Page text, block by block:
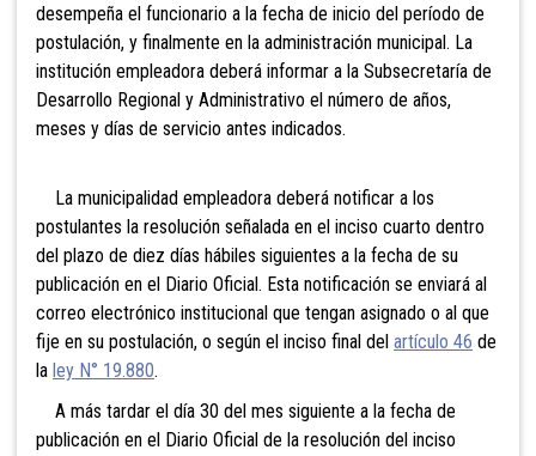
desempeña el funcionario a la fecha de inicio del período de
postulación, y finalmente en la administración municipal. La
institución empleadora deberá informar a la Subsecretaría de
Desarrollo Regional y Administrativo el número de años,
meses y días de servicio antes indicados.
La municipalidad empleadora deberá notificar a los
postulantes la resolución señalada en el inciso cuarto dentro
del plazo de diez días hábiles siguientes a la fecha de su
publicación en el Diario Oficial. Esta notificación se enviará al
correo electrónico institucional que tengan asignado o al que
fije en su postulación, o según el inciso final del artículo 46 de
la ley N° 19.880.
A más tardar el día 30 del mes siguiente a la fecha de
publicación en el Diario Oficial de la resolución del inciso